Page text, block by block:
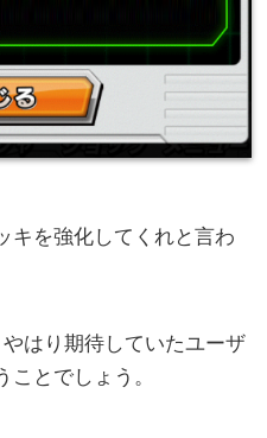
キを強化してくれと言わ
はり期待していたユーザ
とでしょう。